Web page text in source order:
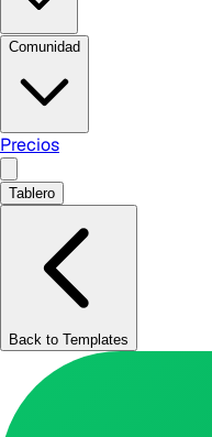
Comunidad
Precios
Tablero
Back to Templates